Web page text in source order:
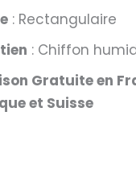
: Rectangulaire
: Chiffon
Gratuite en
et Suisse